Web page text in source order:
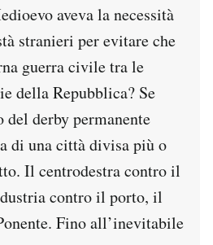
aveva la necessità
stranieri per evitare che
guerra civile tra le
della Repubblica? Se
derby permanente
di una città divisa più o
Il centrodestra contro il
contro il porto, il
Fino all’inevitabile